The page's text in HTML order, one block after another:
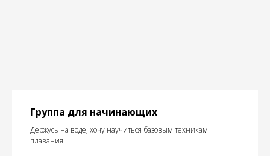
Группа для начинающих
Держусь на воде, хочу научиться базовым техникам
плавания.